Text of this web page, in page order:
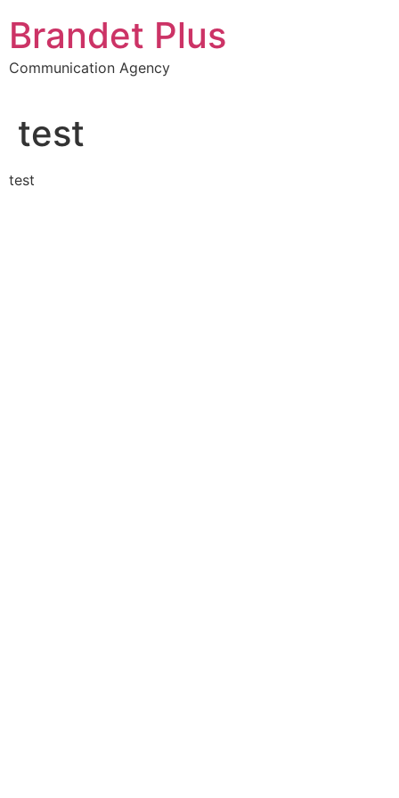
contenu
Brandet Plus
Communication Agency
test
test